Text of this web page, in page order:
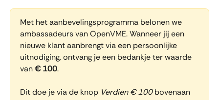
Met het aanbevelingsprogramma belonen we
ambassadeurs van OpenVME. Wanneer jij een
nieuwe klant aanbrengt via een persoonlijke
uitnodiging, ontvang je een bedankje ter waarde
van € 100.
Dit doe je via de knop Verdien € 100 bovenaan